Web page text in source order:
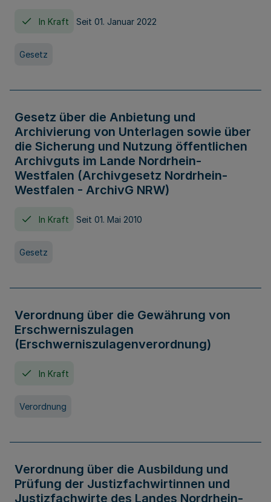
In Kraft Seit 01. Januar 2022
Gesetz
Gesetz über die Anbietung und
Archivierung von Unterlagen sowie über
die Sicherung und Nutzung öffentlichen
Archivguts im Lande Nordrhein-
Westfalen (Archivgesetz Nordrhein-
Westfalen - ArchivG NRW)
In Kraft Seit 01. Mai 2010
Gesetz
Verordnung über die Gewährung von
Erschwerniszulagen
(Erschwerniszulagenverordnung)
In Kraft
Verordnung
Verordnung über die Ausbildung und
Prüfung der Justizfachwirtinnen und
Justizfachwirte des Landes Nordrhein-